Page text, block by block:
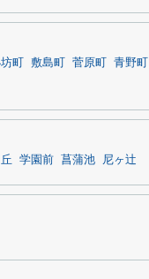
町 敷島町 菅原町
青野町
学園前 菖蒲池 尼ヶ辻